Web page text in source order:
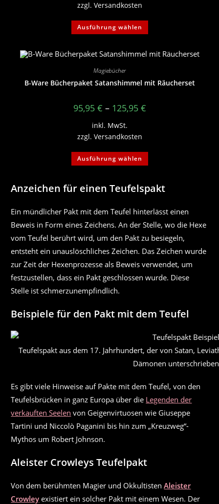
zzgl. Versandkosten
Ausführung wählen Dieses
weist
Varianten
auf.
können
auf
Magiebücher
B-Ware Bücherpaket Satanshimmel mit Räucherset
95,95 € – 125,95 €
inkl. MwSt.
zzgl. Versandkosten
Ausführung wählen Dieses
weist
auf.
können
auf
der
Produktseite
gewählt
werden
Anzeichen für einen Teufelspakt
Ein mündlicher Pakt mit dem Teufel hinterlässt einen
Beweis in Form eines Zeichens. An der Stelle, wo die Hexe
vom Teufel berührt wird, um den Pakt zu besiegeln,
entsteht ein unauslöschliches Zeichen. Das Zeichen wurde
zur Zeit der Hexenprozesse als Beweis verwendet, um
festzustellen, dass ein Pakt geschlossen wurde. Diese
Stelle ist schmerzunempfindlich.
Beispiele für den Pakt mit dem Teufel
Teufelspakt aus dem 17. Jahrhundert, der von Satan,
Dämonen
Es gibt viele Hinweise auf Pakte mit dem Teufel, von den
Teufelsbrücken in ganz Europa über die Legenden der
verkauften Seelen von Geigenvirtuosen wie Giuseppe
Tartini und Niccolò Paganini bis hin zum „Kreuzweg“-
Mythos um Robert Johnson.
Aleister Crowleys Teufelpakt
Von dem berühmten Magier und OkkultistenAleister
Crowley existiert ein solcher Pakt mit einem Wesen. Der